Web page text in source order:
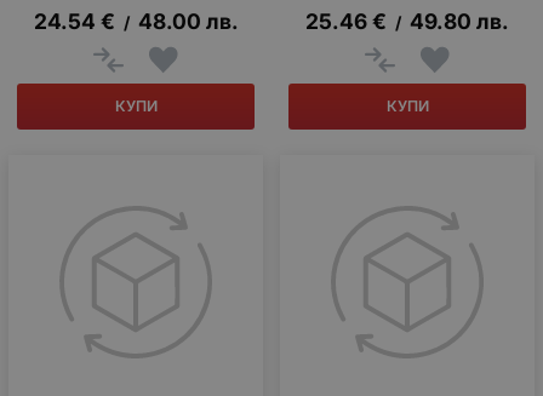
24.54 € / 48.00 лв.
КУПИ
25.46€ / 49.80 лв.
КУПИ